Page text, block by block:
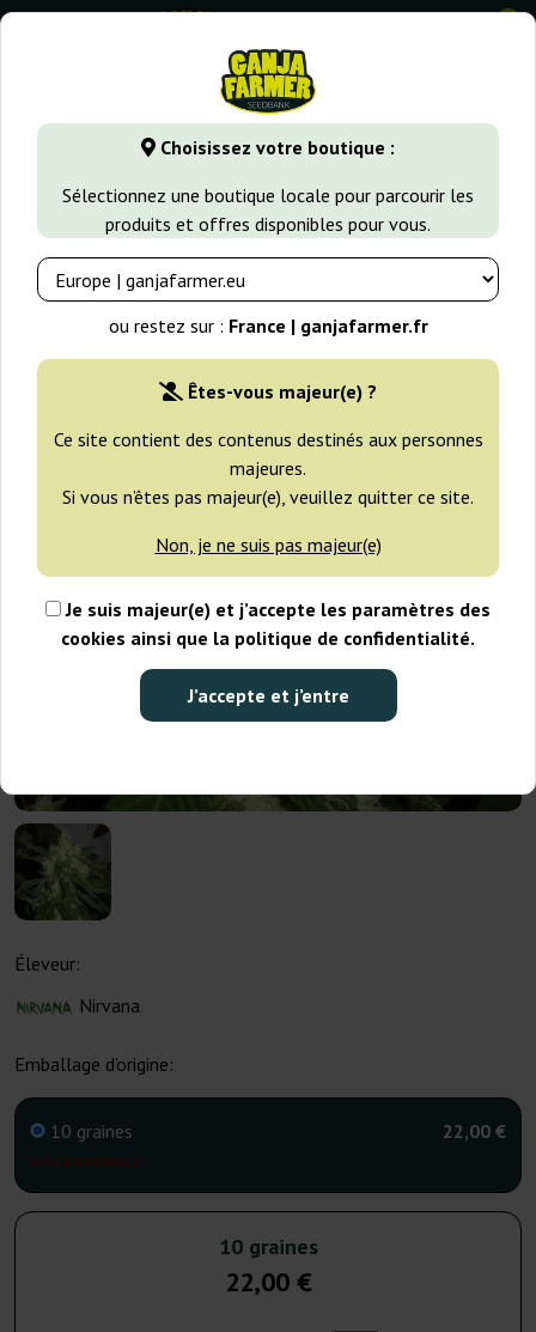
Choisissez votre boutique :
Sélectionnez une boutique locale pour parcourir les
produits et offres disponibles pour vous.
ou restez sur : France | ganjafarmer.fr
Êtes-vous majeur(e) ?
Ce site contient des contenus destinés aux personnes
majeures.
Si vous n’êtes pas majeur(e), veuillez quitter ce site.
Non, je ne suis pas majeur(e)
Je suis majeur(e) et j’accepte les paramètres des
cookies ainsi que la politique de confidentialité.
J’accepte et j’entre
0
GanjaFarmer.fr Variétés de Cannabis Sour Diesel
Nirvana
Éleveur:
Nirvana
Emballage d'origine:
10 graines
NON DISPONIBLE
22,00 €
10 graines
22,00 €